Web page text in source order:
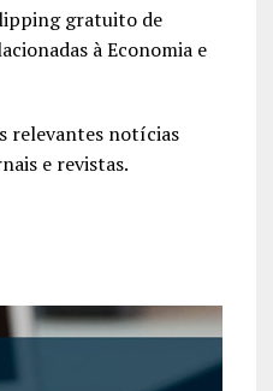
gratuito de
à Economia e
relevantes notícias
e revistas.